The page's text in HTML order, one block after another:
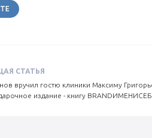
СТАТЬЯ
вручил гостю клиники Максиму
издание - книгу